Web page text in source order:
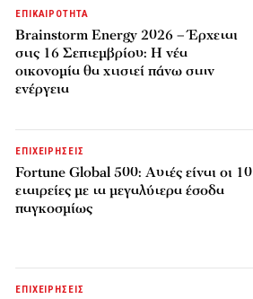
ΕΠΙΚΑΙΡΟΤΗΤΑ
Brainstorm Energy 2026 – Έρχεται
στις 16 Σεπτεμβρίου: Η νέα
οικονομία θα χτιστεί πάνω στην
ενέργεια
ΕΠΙΧΕΙΡΗΣΕΙΣ
Fortune Global 500: Αυτές είναι οι 10
εταιρείες με τα μεγαλύτερα έσοδα
παγκοσμίως
ΕΠΙΧΕΙΡΗΣΕΙΣ